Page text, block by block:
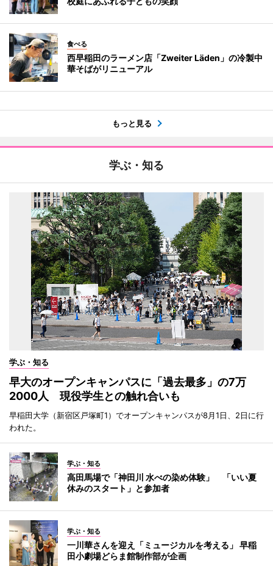
食べる
西早稲田のラーメン店「Zweiter Läden」の冷製中
華そばがリニューアル
もっと見る
学ぶ・知る
学ぶ・知る
早大のオープンキャンパスに「過去最多」の7万
2000人 現役学生との触れ合いも
早稲田大学（新宿区戸塚町1）でオープンキャンパスが8月1日、2日に行
われた。
学ぶ・知る
高田馬場で「神田川 水べの染め体験」 「いい夏
休みのスタート」と参加者
学ぶ・知る
一川華さんを迎え「ミュージカルを考える」 早稲
田小劇場どらま館制作部が企画